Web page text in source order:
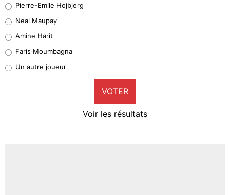
5%
1%
9%
Pierre-Emile Hojbjerg
Neal Maupay
Amine Harit
Faris Moumbagna
Un autre joueur
VOTER
Voir les résultats